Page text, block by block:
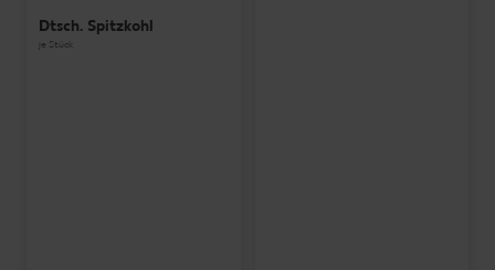
Dtsch. Spitzkohl
je Stück